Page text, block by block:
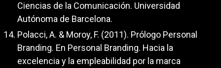
Ciencias de la Comunicación. Universidad
Autónoma de Barcelona.
Polacci, A. & Moroy, F. (2011). Prólogo Personal
Branding. En Personal Branding. Hacia la
excelencia y la empleabilidad por la marca